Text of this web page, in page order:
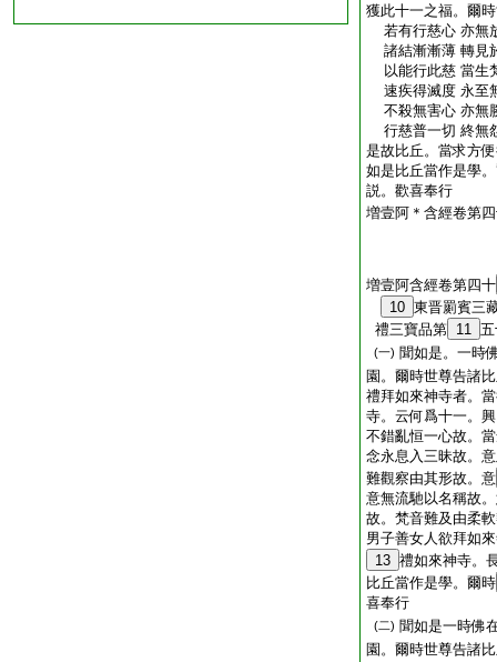
獲此十一之福。爾
若有行慈心 亦無
諸結漸漸薄 轉見
以能行此慈 當生
速疾得滅度 永至
不殺無害心 亦無
行慈普一切 終無
是故比丘。當求方
如是比丘當作是學
説。歡喜奉行
増壹阿＊含經卷第
増壹阿含經卷第四十
10 東晋罽賓三
禮三寶品第 11
(一) 聞如是。一時
園。爾時世尊告諸
禮拜如來神寺者。
寺。云何爲十一。
不錯亂恒一心故。
念永息入三昧故。
難觀察由其形故。意
意無流馳以名稱故
故。梵音難及由柔
男子善女人欲拜如
13 禮如來神寺。
比丘當作是學。爾時
喜奉行
(二) 聞如是一時佛
園。爾時世尊告諸